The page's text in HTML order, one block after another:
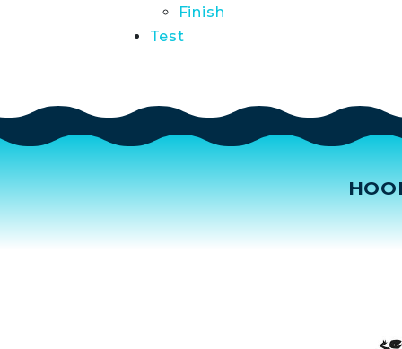
Finish
Test